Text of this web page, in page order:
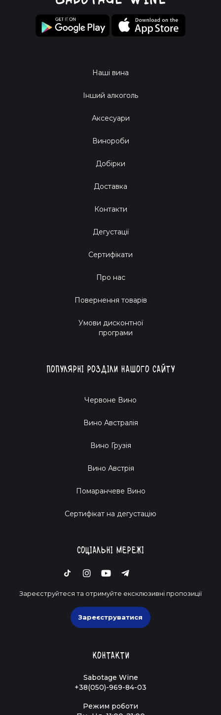
Наші вина
Інший алкоголь
Аксесуари
Винороби
Добірки
Доставка
Контакти
Дегустації
Сертифікати
Про нас
Повернення товарів
Умови дисконтної
програми
Популярні розділи нашого сайту
Червоне Вино
Вино Австралія
Вино Грузія
Вино Австрія
Помаранчеве Вино
Cертифікат на дегустацію
Соціальні мережі
Зареєструйтеся та отримуйте ексклюзивні пропозиції
Зареєструватися
Контакти
Sabotage Wine
+38(050)-969-84-03
Режим роботи